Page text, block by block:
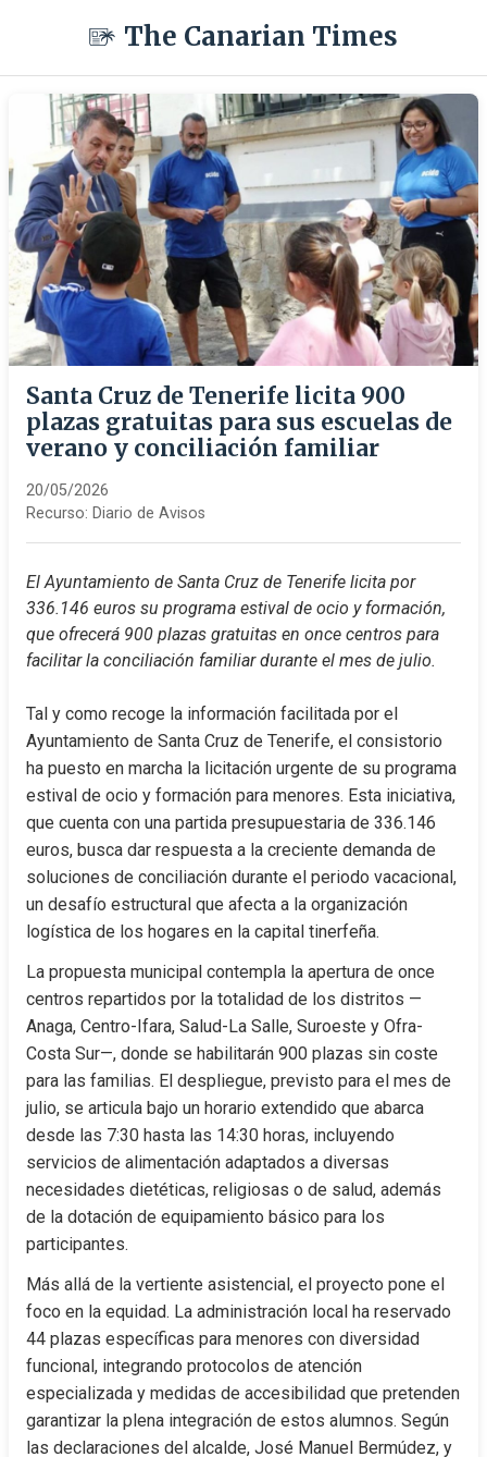
The Canarian Times
Santa Cruz de Tenerife licita 900
plazas gratuitas para sus escuelas de
verano y conciliación familiar
20/05/2026
Recurso: Diario de Avisos
El Ayuntamiento de Santa Cruz de Tenerife licita por
336.146 euros su programa estival de ocio y formación,
que ofrecerá 900 plazas gratuitas en once centros para
facilitar la conciliación familiar durante el mes de julio.
Tal y como recoge la información facilitada por el
Ayuntamiento de Santa Cruz de Tenerife, el consistorio
ha puesto en marcha la licitación urgente de su programa
estival de ocio y formación para menores. Esta iniciativa,
que cuenta con una partida presupuestaria de 336.146
euros, busca dar respuesta a la creciente demanda de
soluciones de conciliación durante el periodo vacacional,
un desafío estructural que afecta a la organización
logística de los hogares en la capital tinerfeña.
La propuesta municipal contempla la apertura de once
centros repartidos por la totalidad de los distritos —
Anaga, Centro-Ifara, Salud-La Salle, Suroeste y Ofra-
Costa Sur—, donde se habilitarán 900 plazas sin coste
para las familias. El despliegue, previsto para el mes de
julio, se articula bajo un horario extendido que abarca
desde las 7:30 hasta las 14:30 horas, incluyendo
servicios de alimentación adaptados a diversas
necesidades dietéticas, religiosas o de salud, además
de la dotación de equipamiento básico para los
participantes.
Más allá de la vertiente asistencial, el proyecto pone el
foco en la equidad. La administración local ha reservado
44 plazas específicas para menores con diversidad
funcional, integrando protocolos de atención
especializada y medidas de accesibilidad que pretenden
garantizar la plena integración de estos alumnos. Según
las declaraciones del alcalde, José Manuel Bermúdez, y